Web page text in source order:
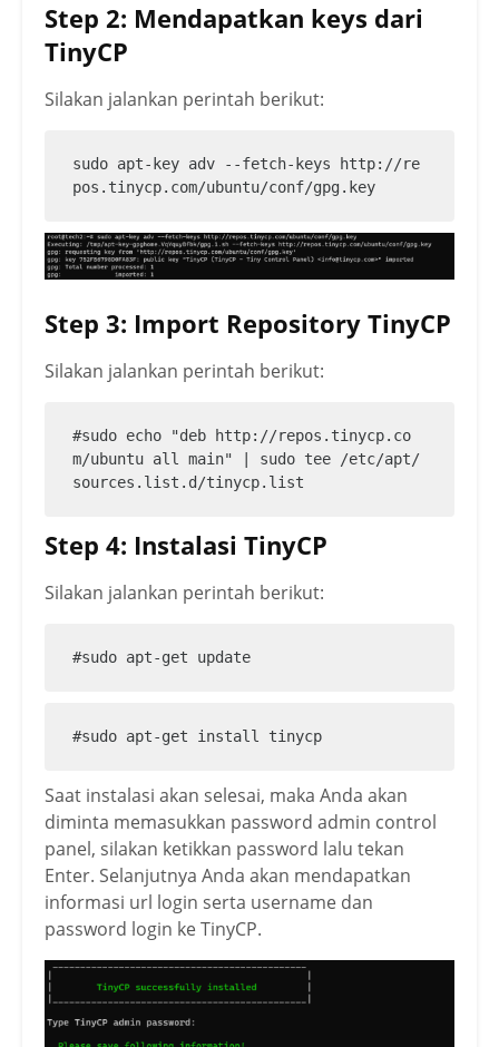
Step 2: Mendapatkan keys dari
TinyCP
Silakan jalankan perintah berikut:
sudo apt-key adv --fetch-keys http://re
pos.tinycp.com/ubuntu/conf/gpg.key
Step 3: Import Repository TinyCP
Silakan jalankan perintah berikut:
#sudo echo "deb http://repos.tinycp.co
m/ubuntu all main" | sudo tee /etc/apt/
sources.list.d/tinycp.list
Step 4: Instalasi TinyCP
Silakan jalankan perintah berikut:
#sudo apt-get update
#sudo apt-get install tinycp
Saat instalasi akan selesai, maka Anda akan
diminta memasukkan password admin control
panel, silakan ketikkan password lalu tekan
Enter. Selanjutnya Anda akan mendapatkan
informasi url login serta username dan
password login ke TinyCP.